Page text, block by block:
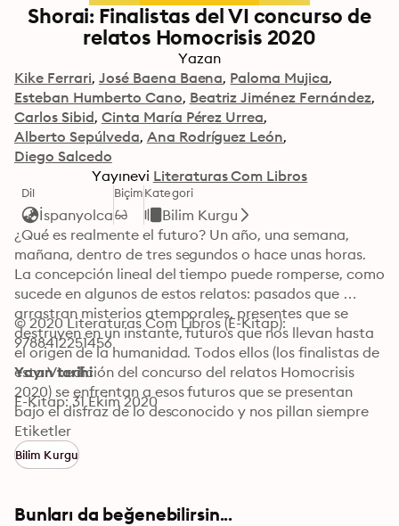
Shorai: Finalistas del VI concurso de
relatos Homocrisis 2020
Yazan
Kike Ferrari José Baena Baena Paloma Mujica
Esteban Humberto Cano Beatriz Jiménez Fernández
Carlos Sibid Cinta María Pérez Urrea
Alberto Sepúlveda Ana Rodríguez León
Diego Salcedo
Yayınevi Literaturas Com Libros
Dil
İspanyolca
BiçimKategori
Bilim Kurgu
¿Qué es realmente el futuro? Un año, una semana,
mañana, dentro de tres segundos o hace unas horas.
La concepción lineal del tiempo puede romperse, como
sucede en algunos de estos relatos: pasados que
arrastran misterios atemporales, presentes que se
destruyen en un instante, futuros que nos llevan hasta
el origen de la humanidad. Todos ellos (los finalistas de
esta VI edición del concurso del relatos Homocrisis
2020) se enfrentan a esos futuros que se presentan
bajo el disfraz de lo desconocido y nos pillan siempre
desprevenidos. Y en todos, también, nuestro presente
se cuela por las rendijas: reclusiones involuntarias,
máscaras, rupturas de lo cotidiano, nuevas
© 2020 Literaturas Com Libros (E-Kitap):
9788412251456
Yayın tarihi
E-Kitap: 31 Ekim 2020
Etiketler
Bilim Kurgu
Bunları da beğenebilirsin...